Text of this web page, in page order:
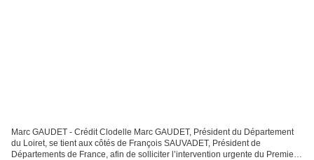
Marc GAUDET - Crédit Clodelle Marc GAUDET, Président du Département
du Loiret, se tient aux côtés de François SAUVADET, Président de
Départements de France, afin de solliciter l’intervention urgente du Premier